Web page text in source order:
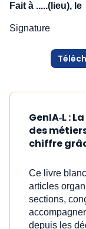
Fait à .....(lieu), le
Signature
GenIA‑L :
des
chiffre
Ce livre
articles
sections,
depuis les